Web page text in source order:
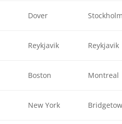
Dover
Reykjavik Reykjavik
Boston Montreal
New York